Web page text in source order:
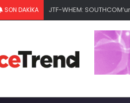
SON DAKİKA ABD Donanması,